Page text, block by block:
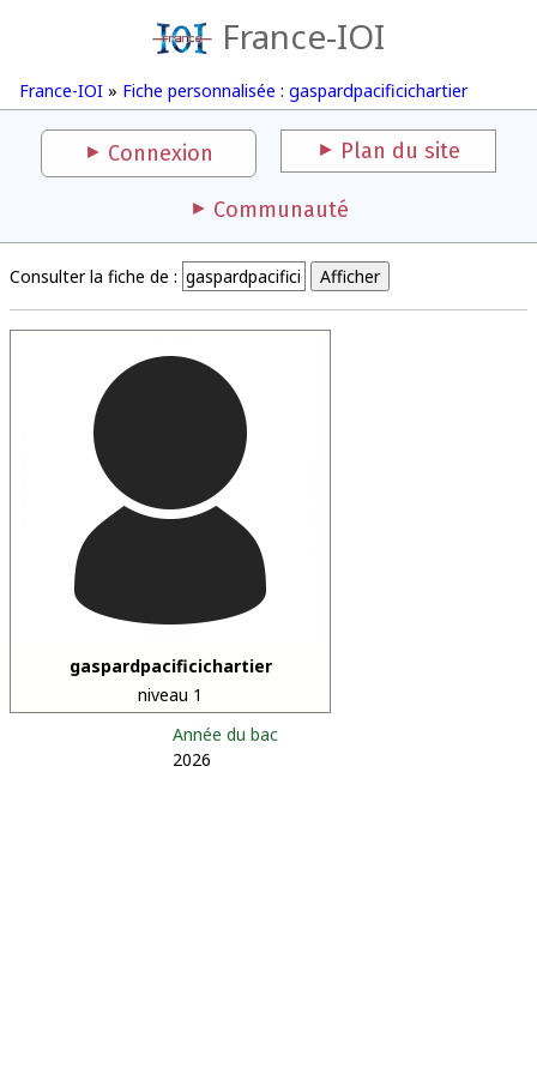
France-IOI
France-IOI » Fiche personnalisée : gaspardpacificichartier
Connexion Plan du site
Communauté
Consulter la fiche de :
gaspardpacificichartier
niveau 1
Année du bac
2026